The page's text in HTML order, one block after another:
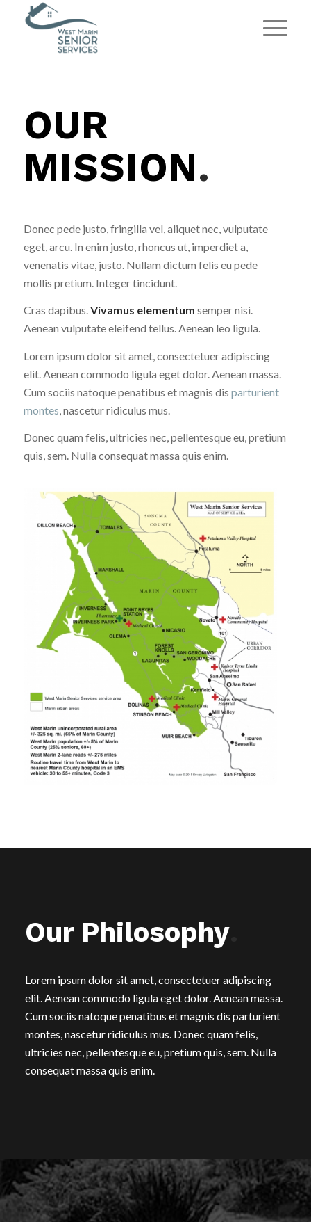
OUR
MISSION.
Donec pede justo, fringilla vel, aliquet nec, vulputate
eget, arcu. In enim justo, rhoncus ut, imperdiet a,
venenatis vitae, justo. Nullam dictum felis eu pede
mollis pretium. Integer tincidunt.
Cras dapibus.Vivamus elementum semper nisi.
Aenean vulputate eleifend tellus. Aenean leo ligula.
Lorem ipsum dolor sit amet, consectetuer adipiscing
elit. Aenean commodo ligula eget dolor. Aenean massa.
Cum sociis natoque penatibus et magnis dis parturient
montes , nascetur ridiculus mus.
Donec quam felis, ultricies nec, pellentesque eu, pretium
quis, sem. Nulla consequat massa quis enim.
Our Philosophy.
Lorem ipsum dolor sit amet, consectetuer adipiscing
elit. Aenean commodo ligula eget dolor. Aenean massa.
Cum sociis natoque penatibus et magnis dis parturient
montes, nascetur ridiculus mus. Donec quam felis,
ultricies nec, pellentesque eu, pretium quis, sem. Nulla
consequat massa quis enim.